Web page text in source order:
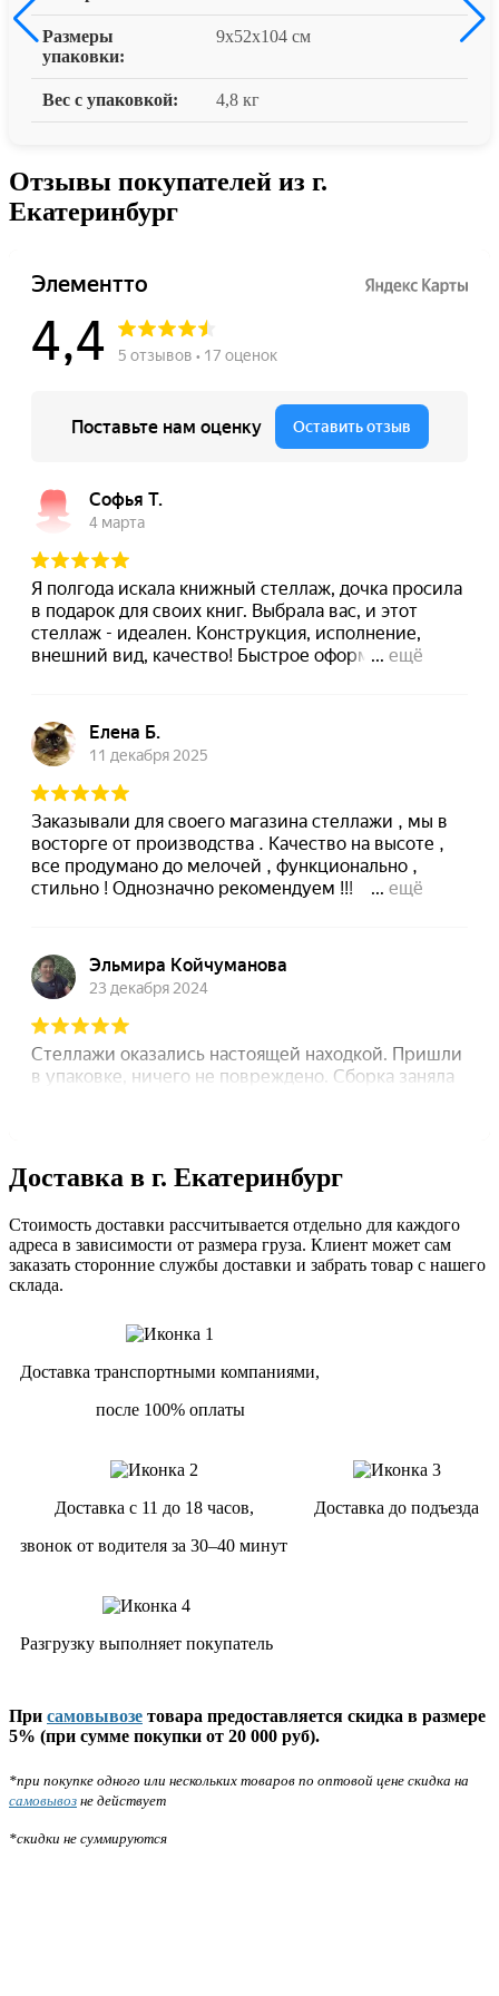
Размеры
упаковки:
9x52x104 см
Вес с упаковкой: 4,8 кг
Отзывы покупателей из г.
Екатеринбург
Доставка в г. Екатеринбург
Стоимость доставки рассчитывается отдельно для каждого
адреса в зависимости от размера груза. Клиент может сам
заказать сторонние службы доставки и забрать товар с нашего
склада.
Доставка транспортными компаниями,
после 100% оплаты
Доставка с 11 до 18 часов,
звонок от водителя за 30–40 минут
Доставка до подъезда
Разгрузку выполняет покупатель
При самовывозе товара предоставляется скидка в размере
5% (при сумме покупки от 20 000 руб).
*при покупке одного или нескольких товаров по оптовой цене скидка на
самовывоз не действует
*скидки не суммируются